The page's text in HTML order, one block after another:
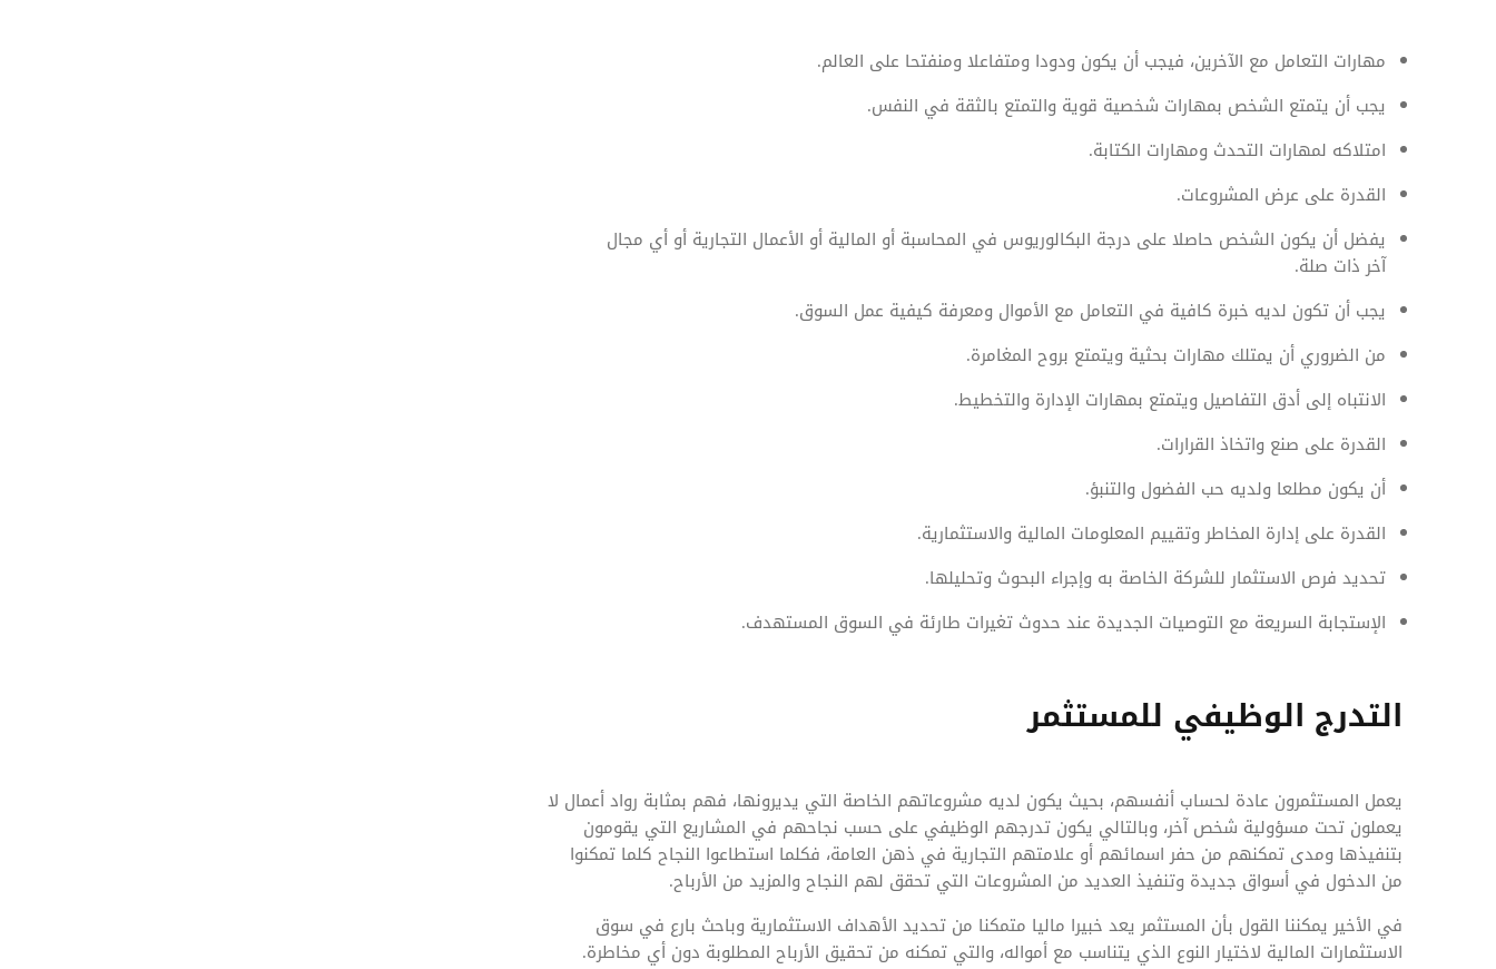
مهارات التعامل مع الآخرين، فيجب أن يكون ودودا ومتفاعلا ومنفتحا على العالم.
يجب أن يتمتع الشخص بمهارات شخصية قوية والتمتع بالثقة في النفس.
امتلاكه لمهارات التحدث ومهارات الكتابة.
القدرة على عرض المشروعات.
يفضل أن يكون الشخص حاصلا على درجة البكالوريوس في المحاسبة أو المالية أو الأعمال التجارية أو أي مجال
آخر ذات صلة.
يجب أن تكون لديه خبرة كافية في التعامل مع الأموال ومعرفة كيفية عمل السوق.
من الضروري أن يمتلك مهارات بحثية ويتمتع بروح المغامرة.
الانتباه إلى أدق التفاصيل ويتمتع بمهارات الإدارة والتخطيط.
القدرة على صنع واتخاذ القرارات.
أن يكون مطلعا ولديه حب الفضول والتنبؤ.
القدرة على إدارة المخاطر وتقييم المعلومات المالية والاستثمارية.
تحديد فرص الاستثمار للشركة الخاصة به وإجراء البحوث وتحليلها.
الإستجابة السريعة مع التوصيات الجديدة عند حدوث تغيرات طارئة في السوق المستهدف.
التدرج الوظيفي للمستثمر
يعمل المستثمرون عادة لحساب أنفسهم، بحيث يكون لديه مشروعاتهم الخاصة التي يديرونها، فهم بمثابة رواد أعمال لا
يعملون تحت مسؤولية شخص آخر، وبالتالي يكون تدرجهم الوظيفي على حسب نجاحهم في المشاريع التي يقومون
بتنفيذها ومدى تمكنهم من حفر اسمائهم أو علامتهم التجارية في ذهن العامة، فكلما استطاعوا النجاح كلما تمكنوا
من الدخول في أسواق جديدة وتنفيذ العديد من المشروعات التي تحقق لهم النجاح والمزيد من الأرباح.
في الأخير يمكننا القول بأن المستثمر يعد خبيرا ماليا متمكنا من تحديد الأهداف الاستثمارية وباحث بارع في سوق
الاستثمارات المالية لاختيار النوع الذي يتناسب مع أمواله، والتي تمكنه من تحقيق الأرباح المطلوبة دون أي مخاطرة.